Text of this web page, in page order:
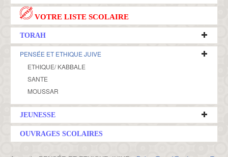
VOTRE LISTE SCOLAIRE
TORAH
PENSÉE ET ETHIQUE JUIVE
ETHIQUE/ KABBALE
SANTE
MOUSSAR
JEUNESSE
OUVRAGES SCOLAIRES